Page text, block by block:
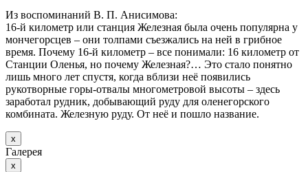
Из воспоминаний В. П. Анисимова:
16-й километр или станция Железная была очень популярна у
мончегорсцев – они толпами съезжались на ней в грибное
время. Почему 16-й километр – все понимали: 16 километр от
Станции Оленья, но почему Железная?… Это стало понятно
лишь много лет спустя, когда вблизи неё появились
рукотворные горы-отвалы многометровой высоты – здесь
заработал рудник, добывающий руду для оленегорского
комбината. Железную руду. От неё и пошло название.
х
Галерея
х